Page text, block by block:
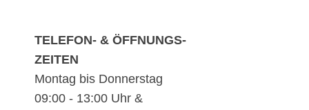
TELEFON- & ÖFFNUNGS-
ZEITEN
Montag bis Donnerstag
09:00 - 13:00 Uhr &